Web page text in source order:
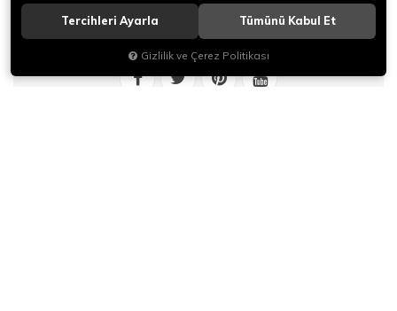
0(312) 309 13 98/17
E-Mail :
Tercihleri Ayarla Tümünü Kabul Et
Gizlilik ve Çerez Politikası